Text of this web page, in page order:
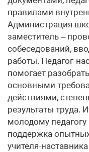
правилами
Администрация
заместитель –
собеседований,
работы. Педагог-
помогает
основными
действиями,
результаты труда.
молодому
поддержка
учителя-